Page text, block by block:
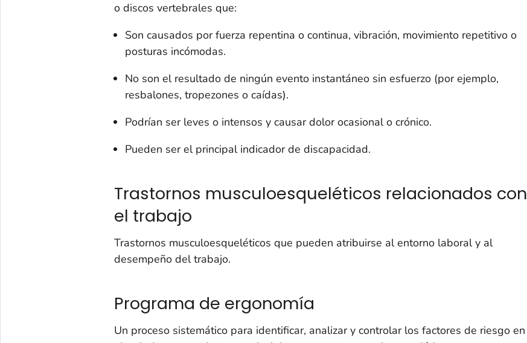
o discos vertebrales que:
Son causados por fuerza repentina o continua, vibración, movimiento repetitivo o
posturas incómodas.
No son el resultado de ningún evento instantáneo sin esfuerzo (por ejemplo,
resbalones, tropezones o caídas).
Podrían ser leves o intensos y causar dolor ocasional o crónico.
Pueden ser el principal indicador de discapacidad.
Trastornos musculoesqueléticos relacionados con
el trabajo
Trastornos musculoesqueléticos que pueden atribuirse al entorno laboral y al
desempeño del trabajo.
Programa de ergonomía
Un proceso sistemático para identificar, analizar y controlar los factores de riesgo en